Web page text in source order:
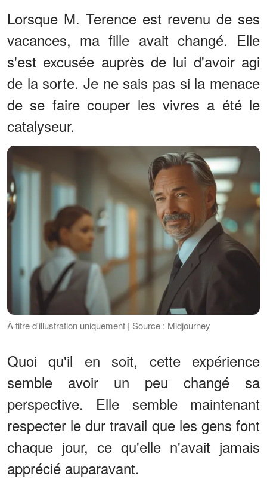
Lorsque M. Terence est revenu de ses
vacances, ma fille avait changé. Elle
s'est excusée auprès de lui d'avoir agi
de la sorte. Je ne sais pas si la menace
de se faire couper les vivres a été le
catalyseur.
À titre d'illustration uniquement | Source : Midjourney
Quoi qu'il en soit, cette expérience
semble avoir un peu changé sa
perspective. Elle semble maintenant
respecter le dur travail que les gens font
chaque jour, ce qu'elle n'avait jamais
apprécié auparavant.